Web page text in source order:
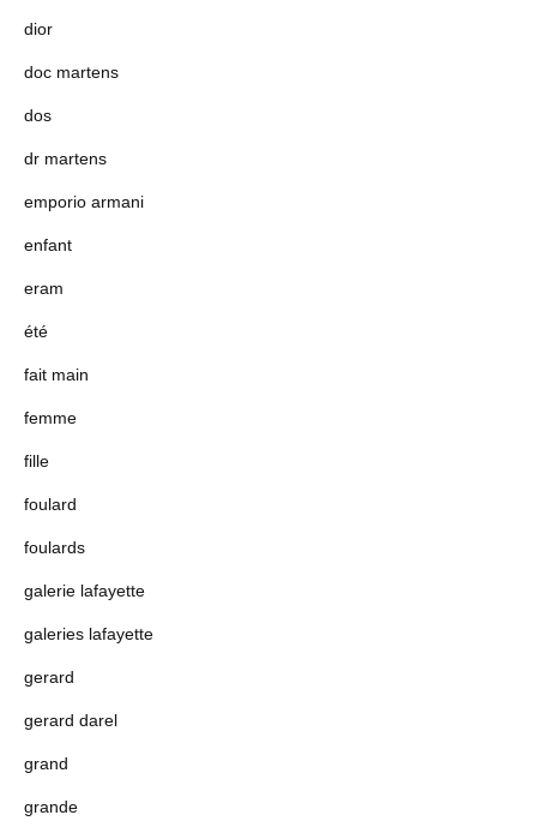
dior
doc martens
dos
dr martens
emporio armani
enfant
eram
été
fait main
femme
fille
foulard
foulards
galerie lafayette
galeries lafayette
gerard
gerard darel
grand
grande